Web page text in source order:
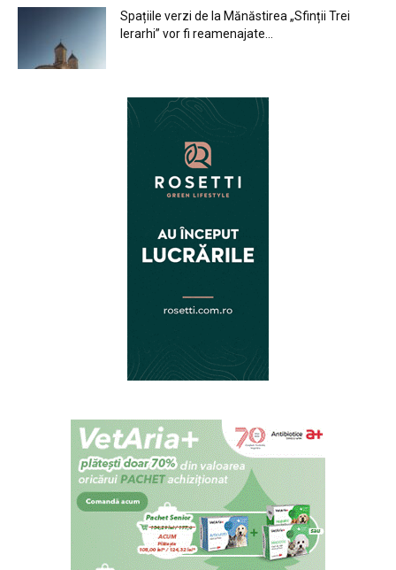
Spațiile verzi de la Mănăstirea „Sfinții Trei
Ierarhi” vor fi reamenajate...